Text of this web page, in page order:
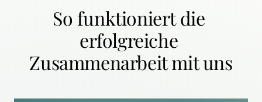
So funktioniert die
erfolgreiche
Zusammenarbeit mit uns